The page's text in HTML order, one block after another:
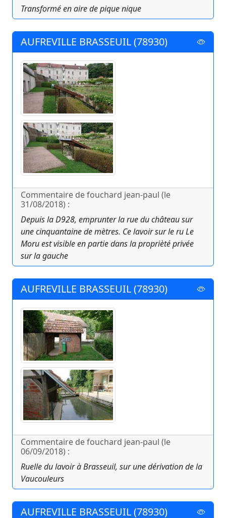
Transformé en aire de pique nique
AUFREVILLE BRASSEUIL (78930)
Commentaire de fouchard jean-paul (le
31/08/2018) :
Depuis la D928, emprunter la rue du château sur
une cinquantaine de mètres. Ce lavoir sur le ru Le
Moru est visible en partie dans la proprièté privée
sur la gauche
AUFREVILLE BRASSEUIL (78930)
Commentaire de fouchard jean-paul (le
06/09/2018) :
Ruelle du lavoir à Brasseuil, sur une dérivation de la
Vaucouleurs
AUFREVILLE BRASSEUIL (78930)